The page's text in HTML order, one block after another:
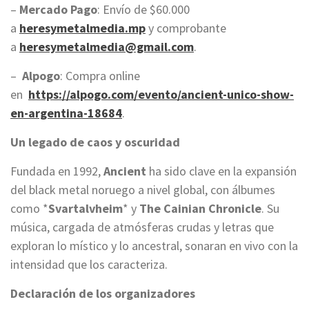
– Mercado Pago: Envío de $60.000
a heresymetalmedia.mpy comprobante
a heresymetalmedia@gmail.com.
– Alpogo: Compra online
en https://alpogo.com/evento/ancient-unico-show-
en-argentina-18684.
Un legado de caos y oscuridad
Fundada en 1992,Ancient ha sido clave en la expansión
del black metal noruego a nivel global, con álbumes
como *Svartalvheim* y The Cainian Chronicle. Su
música, cargada de atmósferas crudas y letras que
exploran lo místico y lo ancestral, sonaran en vivo con la
intensidad que los caracteriza.
Declaración de los organizadores